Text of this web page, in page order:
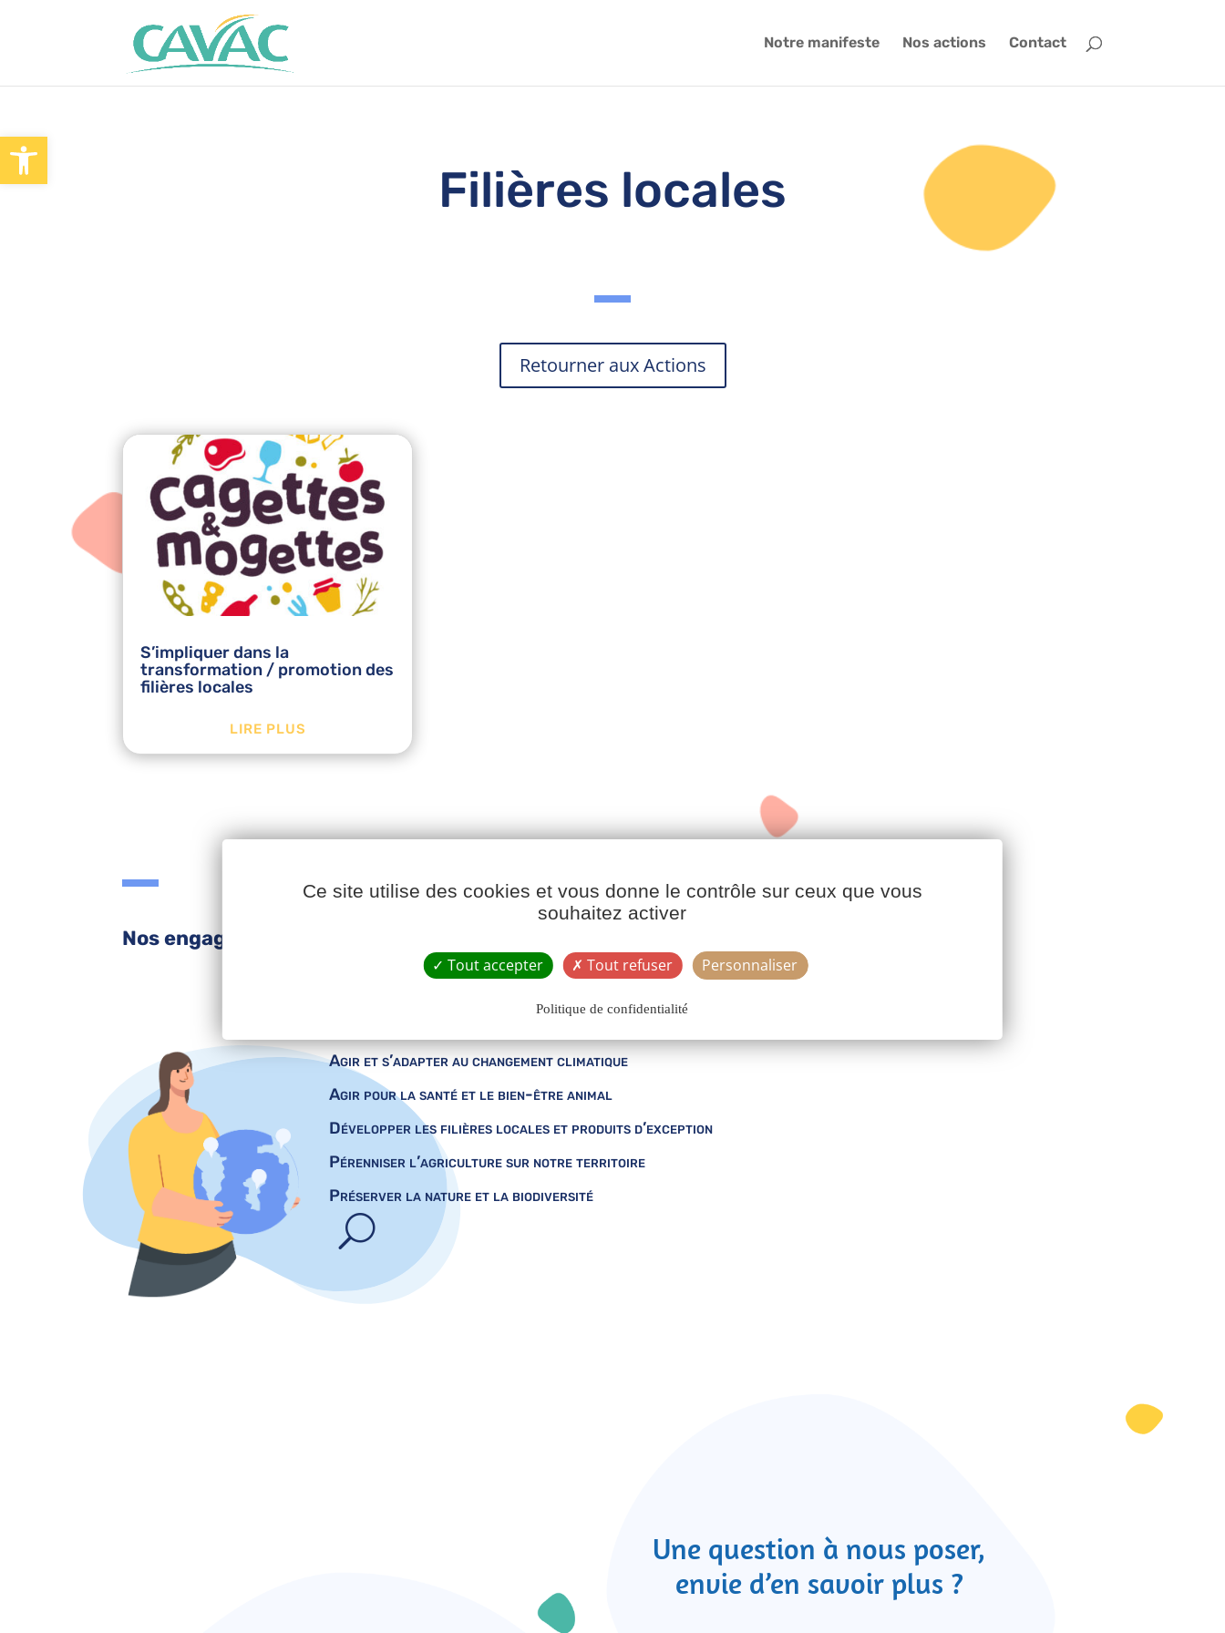
Ouvrir la barre d’outils
Notre manifeste Nos actions Contact
Filières locales
Retourner aux Actions
S’impliquer dans la
transformation / promotion des
filières locales
LIRE PLUS
Nos engagements
Agir et s’adapter au changement climatique
Agir pour la santé et le bien-être animal
Développer les filières locales et produits d’exception
Pérenniser l’agriculture sur notre territoire
Préserver la nature et la biodiversité
Une question à nous poser,
envie d’en savoir plus ?
Ce site utilise des cookies et vous donne le contrôle sur ceux que vous
souhaitez activer
Tout accepter Tout refuser Personnaliser
Politique de confidentialité